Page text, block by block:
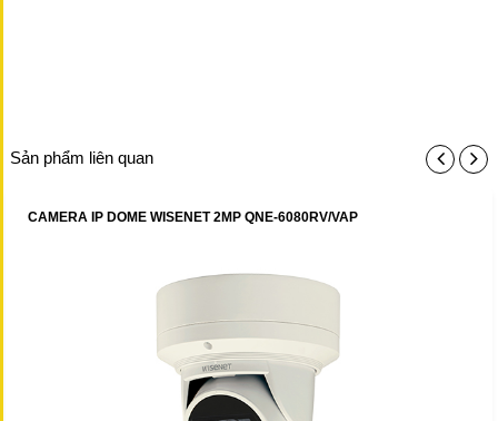
Sản phẩm liên quan
CAMERA IP DOME WISENET 2MP QNE-6080RV/VAP